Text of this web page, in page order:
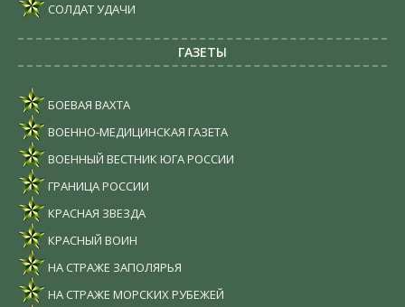
СОЛДАТ УДАЧИ
ГАЗЕТЫ
БОЕВАЯ ВАХТА
ВОЕННО-МЕДИЦИНСКАЯ ГАЗЕТА
ВОЕННЫЙ ВЕСТНИК ЮГА РОССИИ
ГРАНИЦА РОССИИ
КРАСНАЯ ЗВЕЗДА
КРАСНЫЙ ВОИН
НА СТРАЖЕ ЗАПОЛЯРЬЯ
НА СТРАЖЕ МОРСКИХ РУБЕЖЕЙ